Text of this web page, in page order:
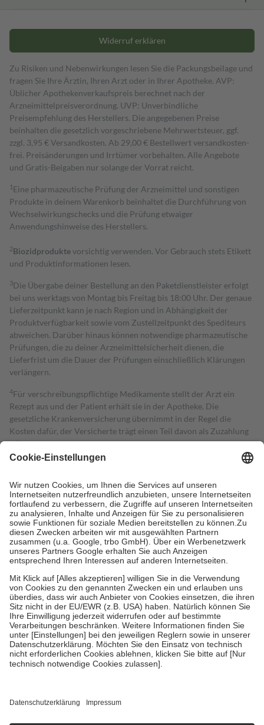
Widerruf erklären
Zu Risiken und Nebenwirkungen lesen Sie die Packungsbeilage und
fragen Sie Ihre Ärztin, Ihren Arzt oder in Ihrer Apotheke. AVP:
Üblicher Apothekenverkaufspreis berechnet nach der
Arzneimittelpreisverordnung. UVP: Unverbindliche
Preisempfehlung des Herstellers. Die angegebenen Preise
beinhalten die gesetzlich vorgeschriebene Mehrwertsteuer, ggf.
zzgl. 3,95 € Versandkosten. Ab 29,00 € Bestell­wert versand­kosten­
frei. Preisänderungen und Irrtümer vorbehalten. Alle Angebote
und Gratis-Beigaben nur solange der Vorrat reicht.
1 Eine pharmazeutische Prüfung der Arzneimittel und sonstigen
Produkte in deinem Warenkorb beinhaltet die Durchführung von
Wechselwirkungschecks und die Prüfung etwaiger
Anwendungshinweise des Herstellers.
2Biozidproduktevorsichtig verwenden. Vor Gebrauch stets Etikett
und Produktinformationen lesen.
3Die Übergabe deiner Bestellung an den Paketdienstleister erfolgt
bei uns werktags von Montag bis Freitag bis 18:00 Uhr. Der genaue
Lieferzeitpunkt kann je nach Region und in Abhängigkeit der
Produktverfügbarkeit sowie vom Zustellzeitpunkt des Spediteurs
abweichen. Darüber hinaus können notwendige pharmazeutische
Prüfungen, die zu deiner Arzneimittelsicherheit dienen, die
Lieferfrist um die Dauer der Prüfungen einschließlich Klärungen
verlängern.
4Für verschreibungspflichtige Medikamente stellt der Arzt ein
Rezept aus und der Patient erhält sie in der Apotheke. Die
gesetzliche Krankenversicherung übernimmt in der Regel die
Kosten dafür, der Versicherte trägt einen Teil davon als Zuzahlung
mit.
Grundsätzlich leisten Mitglieder Zuzahlungen in Höhe von zehn
höchstens zehn Euro.
Es sind jedoch nie mehr als die tatsächlichen
Kosten der Leistung zu entrichten.
Diese Regeln gelten grundsätzlich auch für Online-Apotheken.
Bei Heilmitteln und häuslicher Krankenpflege beträgt die
Zuzahlung zehn Prozent der Kosten sowie zehn Euro je
Verordnung.
Um das Engagement der Versicherten für ihre eigene Gesundheit zu
stärken und die besondere Stellung der Familie zu unterstützen,
fallenkeine Zuzahlungenan bei:
• Kindern und Jugendlichen bis zum vollendeten 18. Lebensjahr
mit Ausnahme der Fahrkosten
• Untersuchungen zur Vorsorge und Früherkennung, die von der
GKV getragen werden
• empfohlenen Schutzimpfungen
• Harn- und Blutteststreifen
getroffen, um sicherzustellen, dass es sich um echte Bewertungen